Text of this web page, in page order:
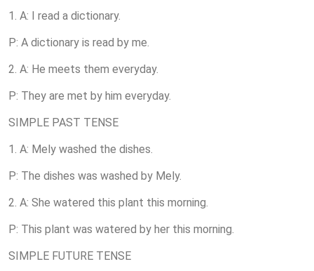
1. A: I read a dictionary.
P: A dictionary is read by me.
2. A: He meets them everyday.
P: They are met by him everyday.
SIMPLE PAST TENSE
1. A: Mely washed the dishes.
P: The dishes was washed by Mely.
2. A: She watered this plant this morning.
P: This plant was watered by her this morning.
SIMPLE FUTURE TENSE